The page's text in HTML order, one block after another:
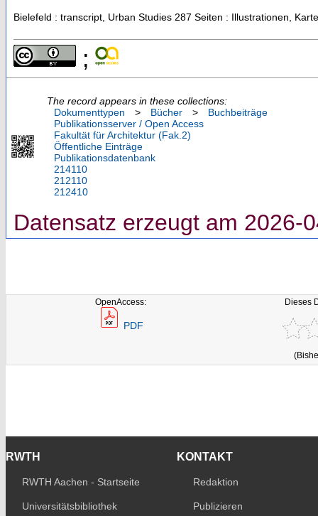
Bielefeld : transcript, Urban Studies 287 Seiten : Illustrationen,
;
The record appears in these collections:
Dokumenttypen
> Bücher >
Buchbeiträge
Publikationsserver / Open Access
Fakultät für Architektur (Fak.2)
Öffentliche Einträge
Publikationsdatenbank
214110
212110
212410
Datensatz erzeugt am 2026-
OpenAccess:
PDF
Dieses
RWTH
RWTH Aachen - Startseite
Universitätsbibliothek
KONTAKT
Redaktion
Publizieren